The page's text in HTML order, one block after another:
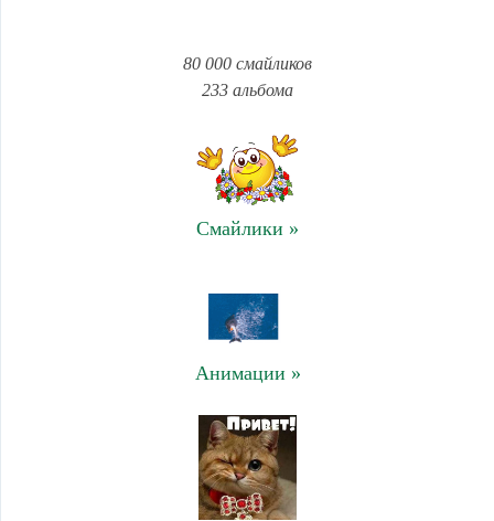
80 000 смайликов
233 альбома
Смайлики »
Анимации »